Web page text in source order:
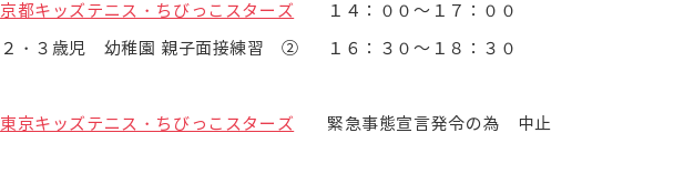
京都キッズテニス・ちびっこスターズ
１４：００～１７：００
２・３歳児 幼稚園 親子面接練習 ② １６：３０～１８：３０
東京キッズテニス・ちびっこスターズ 緊急事態宣言発令の為 中止